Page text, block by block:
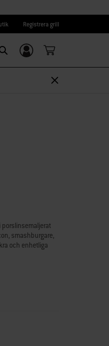
Registrera grill
Logga in/
Registrera dig
porslinsemaljerat
smashburgare,
och enhetliga